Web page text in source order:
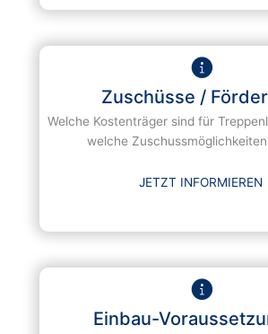
Zuschüsse /
Welche Kostenträger sind für
welche
JETZT INFORMIEREN
Einbau-